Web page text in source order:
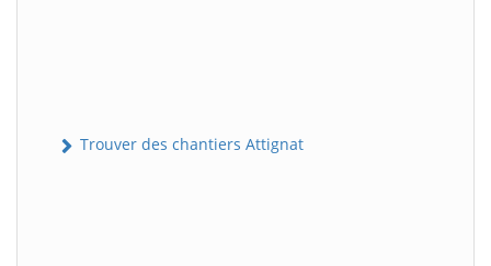
Trouver des chantiers Attignat